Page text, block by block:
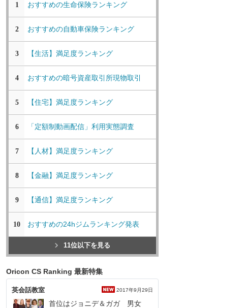
1 おすすめの生命保険ランキング
2 おすすめの自動車保険ランキング
3 【生活】満足度ランキング
4 おすすめの暗号資産取引所現物取引
5 【住宅】満足度ランキング
6 「定額制動画配信」利用実態調査
7 【人材】満足度ランキング
8 【金融】満足度ランキング
9 【通信】満足度ランキング
10 おすすめの24hジムランキング発表
11位以下を見る
Oricon CS Ranking 最新特集
英会話教室 2017年9月29日
首位はジョニデ＆ガガ 男女